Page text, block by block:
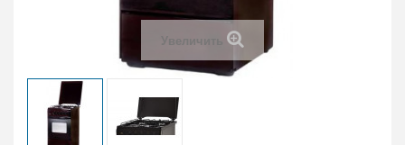
Увеличить